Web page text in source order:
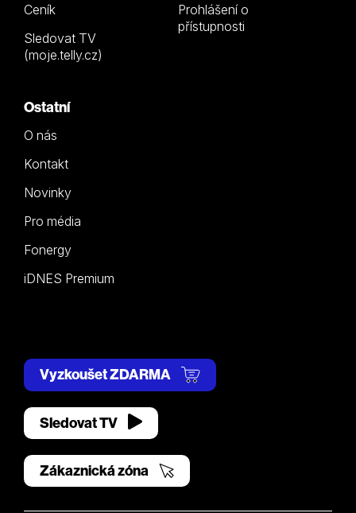
Ceník
Sledovat TV
(moje.telly.cz)
Prohlášení o
přístupnosti
Ostatní
O nás
Kontakt
Novinky
Pro média
Fonergy
iDNES Premium
Vyzkoušet ZDARMA
Sledovat TV
Zákaznická zóna